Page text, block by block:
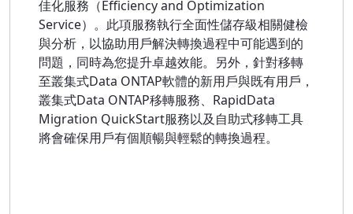
佳化服務（Efficiency and Optimization
Service）。此項服務執行全面性儲存級相關健檢
與分析，以協助用戶解決轉換過程中可能遇到的
問題，同時為您提升卓越效能。另外，針對移轉
至叢集式Data ONTAP軟體的新用戶與既有用戶，
叢集式Data ONTAP移轉服務、RapidData
Migration QuickStart服務以及自助式移轉工具
將會確保用戶有個順暢與輕鬆的轉換過程。